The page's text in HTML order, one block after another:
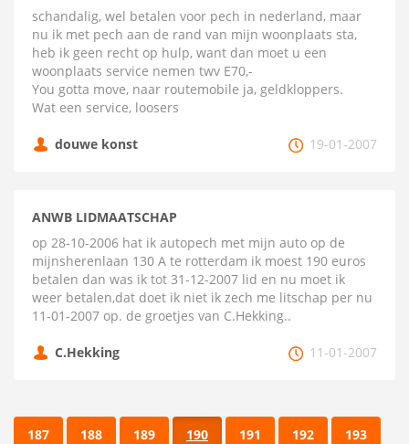
schandalig, wel betalen voor pech in nederland, maar
nu ik met pech aan de rand van mijn woonplaats sta,
heb ik geen recht op hulp, want dan moet u een
woonplaats service nemen twv E70,-
You gotta move, naar routemobile ja, geldkloppers.
Wat een service, loosers
douwe konst 19-01-2007
ANWB LIDMAATSCHAP
op 28-10-2006 hat ik autopech met mijn auto op de
mijnsherenlaan 130 A te rotterdam ik moest 190 euros
betalen dan was ik tot 31-12-2007 lid en nu moet ik
weer betalen,dat doet ik niet ik zech me litschap per nu
11-01-2007 op. de groetjes van C.Hekking..
C.Hekking 11-01-2007
187 188 189 190 191 192 193